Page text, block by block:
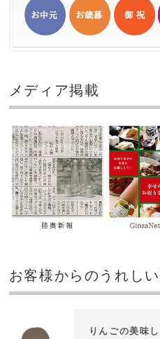
メディア掲載
お客様からのうれし
りんごの美味